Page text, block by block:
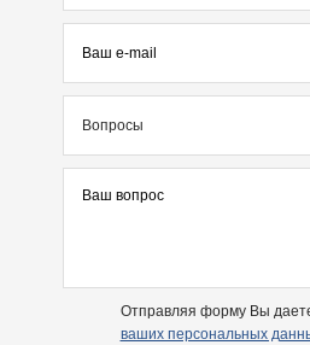
Вопросы
Отправляя форму Вы
ваших персональных